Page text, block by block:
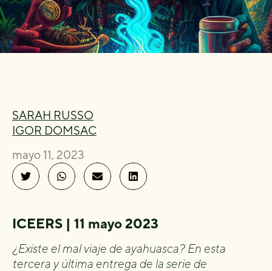
SARAH RUSSO
IGOR DOMSAC
mayo 11, 2023
ICEERS | 11 mayo 2023
¿Existe el mal viaje de ayahuasca? En esta
tercera y última entrega de la serie de